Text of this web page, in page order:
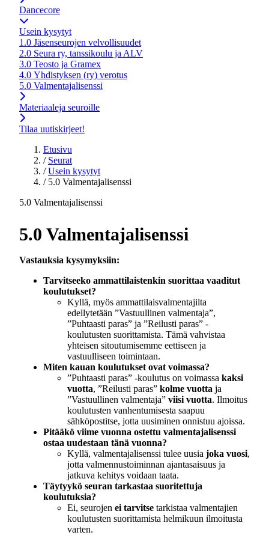
Dancecore
Usein kysytyt
1.0 Jäsenseurojen velvollisuudet
2.0 Seura ry, tanssikoulu ja ALV
3.0 Teosto ja Gramex
4.0 Yhdistyksen (ry) verotus
5.0 Valmentajalisenssi
Materiaaleja seuroille
Tilaa uutiskirjeet!
Etusivu
/ Seurat
/ Usein kysytyt
/ 5.0 Valmentajalisenssi
5.0 Valmentajalisenssi
5.0 Valmentajalisenssi
Vastauksia kysymyksiin:
Tarvitseeko ammattilaistenkin suorittaa vaaditut
koulutukset?
Kyllä, myös ammattilaisvalmentajilta
edellytetään ”Vastuullinen valmentaja”,
”Puhtaasti paras” ja ”Reilusti paras” -
koulutusten suorittamista. Tämä vahvistaa
yhteisen sitoutumisemme eettiseen ja
vastuulliseen toimintaan.
Miten kauan koulutukset ovat voimassa?
”Puhtaasti paras” -koulutus on voimassa kaksi
vuotta, ”Reilusti paras” kolme vuotta ja
”Vastuullinen valmentaja” viisi vuotta. Ilmoitus
koulutusten vanhentumisesta saapuu
sähköpostitse, jotta uusiminen onnistuu ajoissa.
Pitääkö viime vuonna ostettu valmentajalisenssi
ostaa uudestaan tänä vuonna?
Kyllä, valmentajalisenssi tulee uusia joka vuosi,
jotta valmennustoiminnan ajantasaisuus ja
jatkuva kehitys voidaan taata.
Täytyykö seuran tarkastaa suoritettuja
koulutuksia?
Ei, seurojen ei tarvitse tarkistaa valmentajien
koulutusten suorittamista helmikuun ilmoitusta
varten.